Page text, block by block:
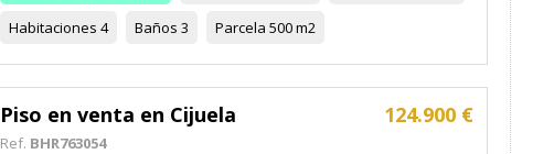
Habitaciones 4 Baños 3 Parcela 500 m2
124.900 €
Piso en venta en Cijuela
Ref. BHR763054